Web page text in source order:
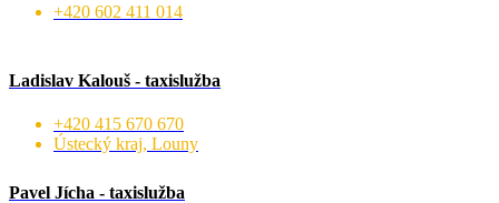
+420 602 411 014
Ladislav Kalouš - taxislužba
+420 415 670 670
Ústecký kraj, Louny
Pavel Jícha - taxislužba